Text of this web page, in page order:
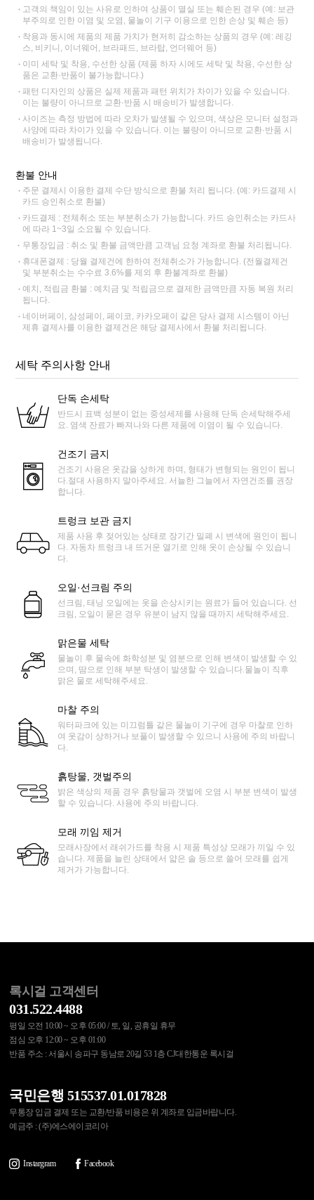
고객의 책임이 있는 사유로 인하여 상품이 멸실 또는 훼손된 경우 (예: 보관
부주의로 인한 이염 및 오염, 물놀이 기구 이용으로 인한 손상 및 훼손 등)
착용과 동시에 제품의 제품 가치가 현저히 감소하는 상품의 경우 (예: 레깅
스, 비키니, 이너웨어, 브라패드, 브라탑, 언더웨어 등)
이미 세탁 및 착용, 수선한 상품 (제품 하자 시에도 세탁 및 착용, 수선한 상
품은 교환·반품이 불가능합니다.)
패턴 디자인의 상품은 실제 제품과 패턴 위치가 차이가 있을 수 있습니다.
이는 불량이 아니므로 교환·반품 시 배송비가 발생합니다.
사이즈는 측정 방법에 따라 오차가 발생될 수 있으며, 색상은 모니터 설정과
사양에 따라 차이가 있을 수 있습니다. 이는 불량이 아니므로 교환·반품 시
배송비가 발생됩니다.
환불 안내
주문 결제시 이용한 결제 수단 방식으로 환불 처리 됩니다. (예: 카드결제 시
카드 승인취소로 환불)
카드결제 : 전체취소 또는 부분취소가 가능합니다. 카드 승인취소는 카드사
에 따라 1~3일 소요될 수 있습니다.
무통장입금 : 취소 및 환불 금액만큼 고객님 요청 계좌로 환불 처리됩니다.
휴대폰결제 : 당월 결제건에 한하여 전체취소가 가능합니다. (전월결제건
및 부분취소는 수수료 3.6%를 제외 후 환불계좌로 환불)
예치, 적립금 환불 : 예치금 및 적립금으로 결제한 금액만큼 자동 복원 처리
됩니다.
네이버페이, 삼성페이, 페이코, 카카오페이 같은 당사 결제 시스템이 아닌
제휴 결제사를 이용한 결제건은 해당 결제사에서 환불 처리됩니다.
세탁 주의사항 안내
단독 손세탁
반드시 표백 성분이 없는 중성세제를 사용해 단독 손세탁해주세
요. 염색 잔료가 빠져나와 다른 제품에 이염이 될 수 있습니다.
건조기 금지
건조기 사용은 옷감을 상하게 하며, 형태가 변형되는 원인이 됩니
다.절대 사용하지 말아주세요. 서늘한 그늘에서 자연건조를 권장
합니다.
트렁크 보관 금지
제품 사용 후 젖어있는 상태로 장기간 밀폐 시 변색에 원인이 됩니
다. 자동차 트렁크 내 뜨거운 열기로 인해 옷이 손상될 수 있습니
다.
오일·선크림 주의
선크림, 태닝 오일에는 옷을 손상시키는 원료가 들어 있습니다. 선
크림, 오일이 묻은 경우 유분이 남지 않을 때까지 세탁해주세요.
맑은물 세탁
물놀이 후 물속에 화학성분 및 염분으로 인해 변색이 발생할 수 있
으며, 땀으로 인해 부분 탁생이 발생할 수 있습니다.물놀이 직후
맑은 물로 세탁해주세요.
마찰 주의
워터파크에 있는 미끄럼틀 같은 물놀이 기구에 경우 마찰로 인하
여 옷감이 상하거나 보풀이 발생할 수 있으니 사용에 주의 바랍니
다.
흙탕물, 갯벌주의
밝은 색상의 제품 경우 흙탕물과 갯벌에 오염 시 부분 변색이 발생
할 수 있습니다. 사용에 주의 바랍니다.
모래 끼임 제거
모래사장에서 래쉬가드를 착용 시 제품 특성상 모래가 끼일 수 있
습니다. 제품을 늘린 상태에서 얇은 솔 등으로 쓸어 모래를 쉽게
제거가 가능합니다.
록시걸 고객센터
031.522.4488
평일 오전 10:00 ~ 오후 05:00 / 토, 일, 공휴일 휴무
점심 오후 12:00 ~ 오후 01:00
반품 주소 : 서울시 송파구 동남로 20길 53 1층 CJ대한통운 록시걸
국민은행 515537.01.017828
무통장 입금 결제 또는 교환/반품 비용은 위 계좌로 입금바랍니다.
예금주 : (주)에스에이코리아
Instargram Facebook